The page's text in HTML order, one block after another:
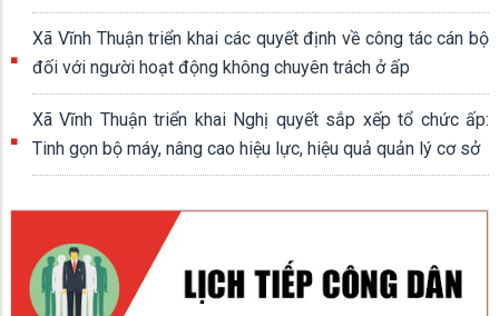
Xã Vĩnh Thuận triển khai các quyết định về công tác cán bộ
đối với người hoạt động không chuyên trách ở ấp
Xã Vĩnh Thuận triển khai Nghị quyết sắp xếp tổ chức ấp:
Tinh gọn bộ máy, nâng cao hiệu lực, hiệu quả quản lý cơ sở